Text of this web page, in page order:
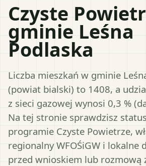
Czyste
gminie Leśna
Podlaska
Liczba mieszkań w gminie
(powiat bialski) to 1408, a
z sieci gazowej wynosi 0,3 %
Na tej stronie sprawdzisz
programie Czyste Powietrze,
regionalny WFOŚiGW i lokalne
przed wnioskiem lub rozmową